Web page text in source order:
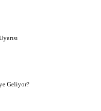
Geliyor?